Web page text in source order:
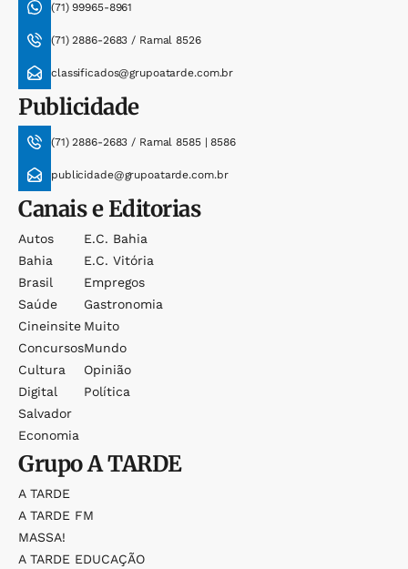
(71) 99965-8961
(71) 2886-2683 / Ramal 8526
classificados@grupoatarde.com.br
Publicidade
(71) 2886-2683 / Ramal 8585 | 8586
publicidade@grupoatarde.com.br
Canais e Editorias
Autos
Bahia
Brasil
Saúde
Cineinsite
Concursos
Cultura
Digital
Salvador
Economia
E.c. Bahia
E.c. Vitória
Empregos
Gastronomia
Muito
Mundo
Opinião
Política
GrupoA TARDE
A TARDE
A TARDE FM
MASSA!
A TARDE EDUCAÇÃO